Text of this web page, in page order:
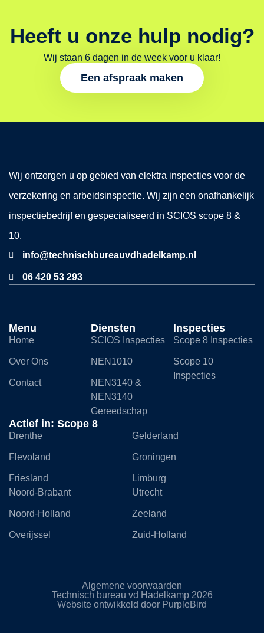
Heeft u onze hulp nodig?
Wij staan 6 dagen in de week voor u klaar!
Een afspraak maken
Wij ontzorgen u op gebied van elektra inspecties voor de
verzekering en arbeidsinspectie. Wij zijn een onafhankelijk
inspectiebedrijf en gespecialiseerd in SCIOS scope 8 &
10.
info@technischbureauvdhadelkamp.nl
06 420 53 293
Menu
Home
Over Ons
Contact
Diensten
SCIOS Inspecties
NEN1010
NEN3140 &
NEN3140
Gereedschap
Inspecties
Scope 8 Inspecties
Scope 10
Inspecties
Actief in: Scope 8
Drenthe
Flevoland
Friesland
Gelderland
Groningen
Limburg
Noord-Brabant
Noord-Holland
Overijssel
Utrecht
Zeeland
Zuid-Holland
Algemene voorwaarden
Technisch bureau vd Hadelkamp 2026
Website ontwikkeld door PurpleBird